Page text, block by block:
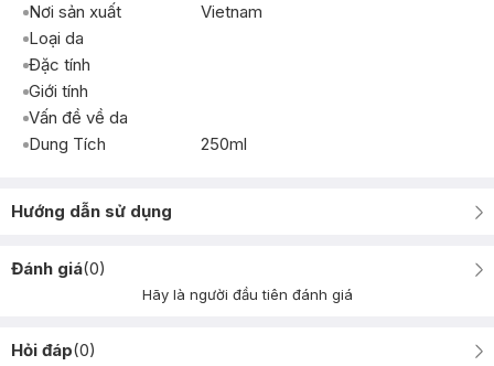
Nơi sản xuất
Vietnam
Loại da
Đặc tính
Giới tính
Vấn đề về da
Dung Tích
250ml
Hướng dẫn sử dụng
Đánh giá(0)
Hãy là người đầu tiên đánh giá
Hỏi đáp(0)